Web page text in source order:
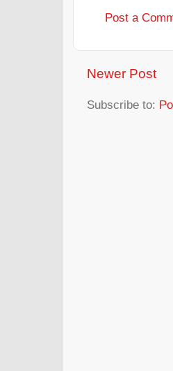
Post a
Newer Post
Subscribe to: